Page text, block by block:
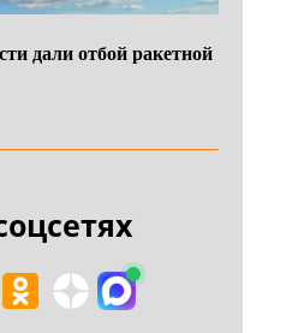
дали отбой ракетной